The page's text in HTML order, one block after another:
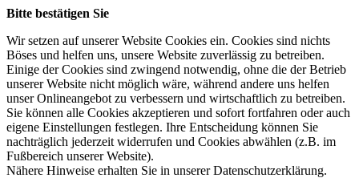
Bitte bestätigen Sie
Wir setzen auf unserer Website Cookies ein. Cookies sind nichts
Böses und helfen uns, unsere Website zuverlässig zu betreiben.
Einige der Cookies sind zwingend notwendig, ohne die der Betrieb
unserer Website nicht möglich wäre, während andere uns helfen
unser Onlineangebot zu verbessern und wirtschaftlich zu betreiben.
Sie können alle Cookies akzeptieren und sofort fortfahren oder auch
eigene Einstellungen festlegen. Ihre Entscheidung können Sie
nachträglich jederzeit widerrufen und Cookies abwählen (z.B. im
Fußbereich unserer Website).
Nähere Hinweise erhalten Sie in unserer Datenschutzerklärung.